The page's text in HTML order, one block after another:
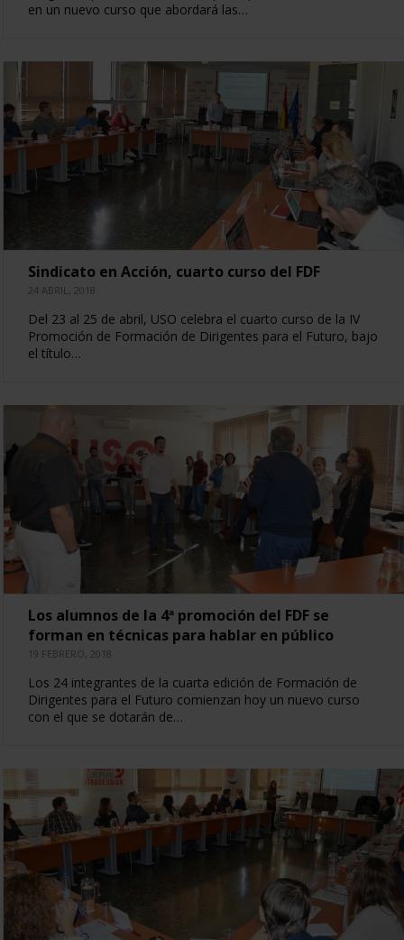
en un nuevo curso que abordará las…
Sindicato en Acción, cuarto curso del FDF
24 ABRIL, 2018
Del 23 al 25 de abril, USO celebra el cuarto curso de la IV
Promoción de Formación de Dirigentes para el Futuro, bajo
el título…
Los alumnos de la 4ª promoción del FDF se
forman en técnicas para hablar en público
19 FEBRERO, 2018
Los 24 integrantes de la cuarta edición de Formación de
Dirigentes para el Futuro comienzan hoy un nuevo curso
con el que se dotarán de…